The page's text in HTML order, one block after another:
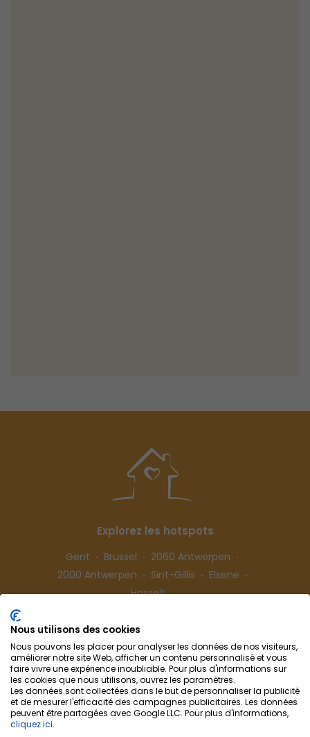
Explorez les hotspots
Gent Brussel
2060 Antwerpen
2000 Antwerpen
Sint-Gillis
Elsene
Hasselt
Suivez-nous
Nous utilisons des cookies
Nous pouvons les placer pour analyser les données de nos visiteurs,
améliorer notre site Web, afficher un contenu personnalisé et vous
faire vivre une expérience inoubliable. Pour plus d'informations sur
les cookies que nous utilisons, ouvrez les paramètres.
Les données sont collectées dans le but de personnaliser la publicité
et de mesurer l'efficacité des campagnes publicitaires. Les données
peuvent être partagées avec Google LLC. Pour plus d'informations,
cliquez ici.